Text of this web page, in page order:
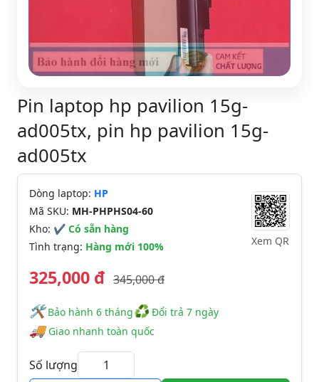
Pin laptop hp pavilion 15g-
ad005tx, pin hp pavilion 15g-
ad005tx
Dòng laptop: HP
Mã SKU: MH-PHPHS04-60
Kho: ✔ Có sẵn hàng
Tình trạng: Hàng mới 100% Xem QR
325,000 đ 345,000 đ
🛠️️ Bảo hành 6 tháng♻Đổi trả 7 ngày
🚚Giao nhanh toàn quốc
Số lượng